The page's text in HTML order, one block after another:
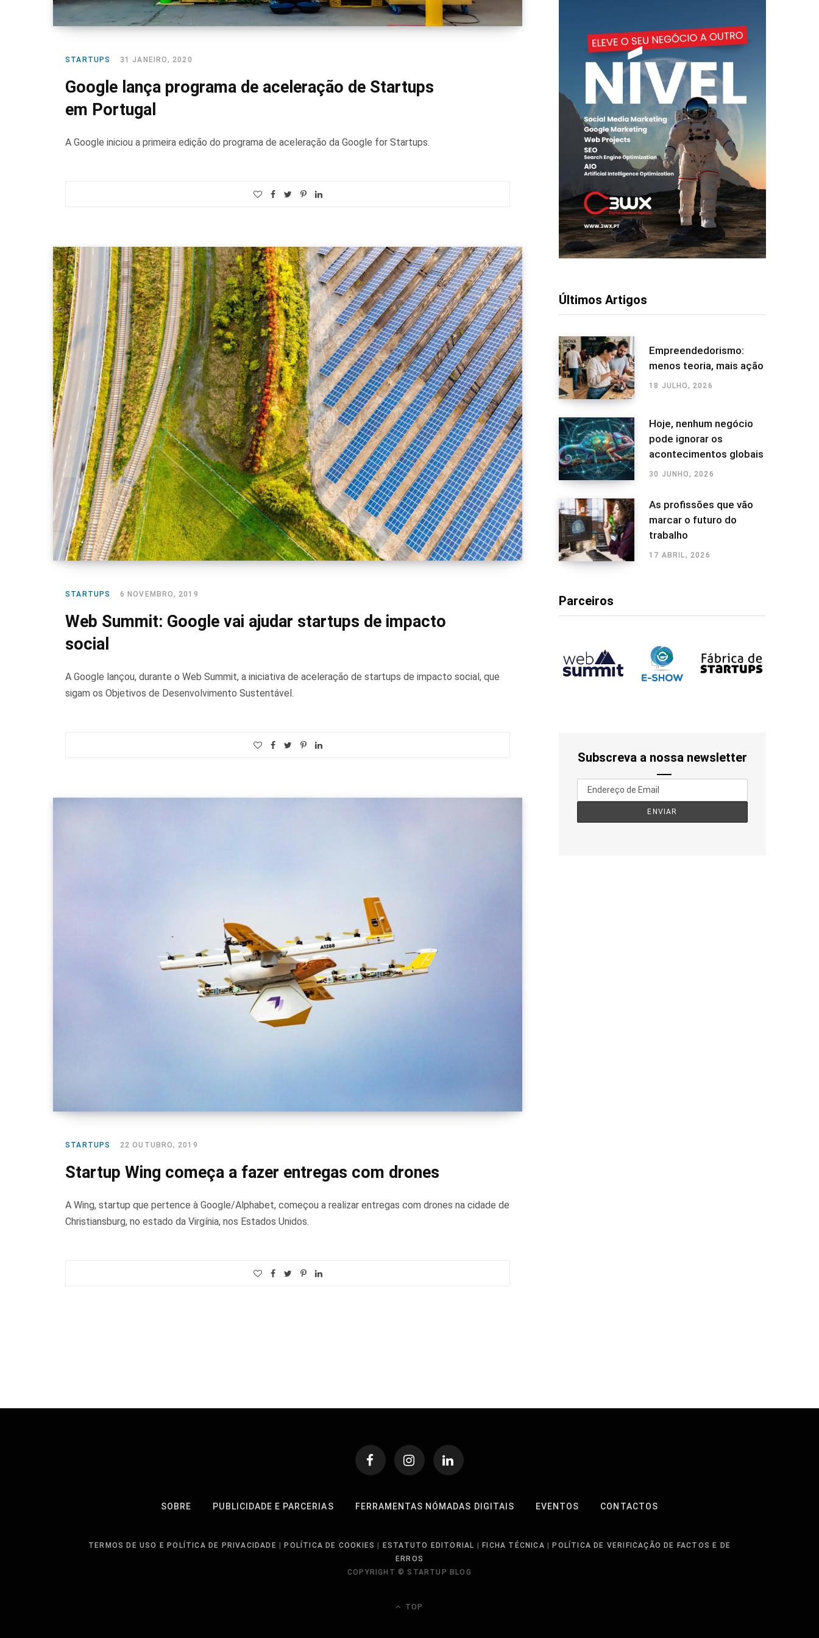
STARTUPS 31 JANEIRO, 2020
Google lança programa de aceleração de Startups
em Portugal
A Google iniciou a primeira edição do programa de aceleração da Google for Startups.
STARTUPS 6 NOVEMBRO, 2019
Web Summit: Google vai ajudar startups de impacto
social
A Google lançou, durante o Web Summit, a iniciativa de aceleração de startups de impacto social, que
sigam os Objetivos de Desenvolvimento Sustentável.
STARTUPS 22 OUTUBRO, 2019
Startup Wing começa a fazer entregas com drones
A Wing, startup que pertence à Google/Alphabet, começou a realizar entregas com drones na cidade de
Christiansburg, no estado da Virgínia, nos Estados Unidos.
Últimos Artigos
Empreendedorismo:
menos teoria, mais ação
18 JULHO, 2026
Hoje, nenhum negócio
pode ignorar os
acontecimentos globais
30 JUNHO, 2026
As profissões que vão
marcar o futuro do
trabalho
17 ABRIL, 2026
Parceiros
Subscreva a nossa newsletter
SOBRE PUBLICIDADE E PARCERIAS FERRAMENTAS NÓMADAS DIGITAIS EVENTOS CONTACTOS
TERMOS DE USO E POLÍTICA DE PRIVACIDADE POLÍTICA DE COOKIES ESTATUTO EDITORIAL FICHA TÉCNICA
POLÍTICA DE VERIFICAÇÃO DE FACTOS E DE
ERROS
COPYRIGHT © STARTUP BLOG
TOP